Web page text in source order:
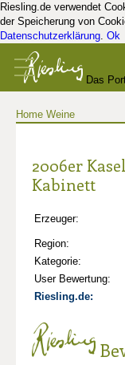
Riesling.de verwendet
der Speicherung von
Datenschutzerklärung. Ok
Das
Home Weine
2006er
Kabinett
Erzeuger:
Region:
Kategorie:
User Bewertung:
Riesling.de: